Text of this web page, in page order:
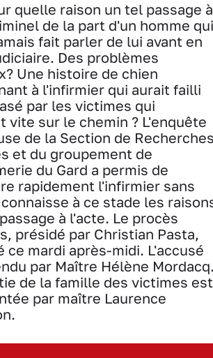
quelle raison un tel passage à
de la part d'un homme qui
fait parler de lui avant en
Des problèmes
Une histoire de chien
à l'infirmier qui aurait failli
par les victimes qui
vite sur le chemin ? L'enquête
de la Section de
et du groupement de
du Gard a permis de
rapidement l'infirmier sans
à ce stade les
à l'acte. Le procès
présidé par Christian Pasta,
ce mardi après-midi. L'accusé
par Maître Hélène
de la famille des victimes est
par maître Laurence